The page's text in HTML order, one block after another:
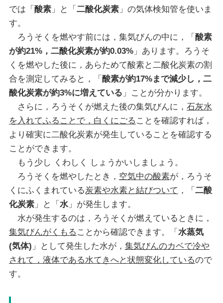
では「 酸素」と「 二酸化炭素」の気体検知管を使いま
す。
ろうそくを燃やす前には，集気びんの中に，「 酸素
が約21%，二酸化炭素が約0.03%」あります。ろうそ
くを燃やした後に，あらためて酸素と二酸化炭素の割
合を測定してみると，「 酸素が約17%まで減少し，二
酸化炭素が約3%に増えている 」ことが分かります。
さらに，ろうそくが燃えた後の集気びんに， 石灰水
を入れてふることで，白くにごる ことを確認すれば，
より確実に二酸化炭素が発生していることを確認する
ことができます。
もう少し くわしく しょうかいしましょう。
ろうそくを燃やしたとき， 空気中の酸素が，ろうそ
くにふくまれている炭素や水素と結びついて ，「 二酸
化炭素」と「 水」が発生します。
水が発生するのは，ろうそくが燃えているときに，
集気びんがくもる ことから確認できます。「 水蒸気
(気体) 」として発生した水が， 集気びんのカベで冷や
されて，液体である水てきへと状態変化しているので
す。